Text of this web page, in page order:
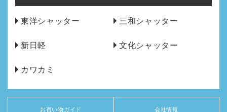
東洋シャッター 三和シャッター
新日軽 文化シャッター
カワカミ
お買い物ガイド 会社情報